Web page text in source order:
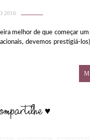
2016
melhor de que começar
devemos prestigiá-